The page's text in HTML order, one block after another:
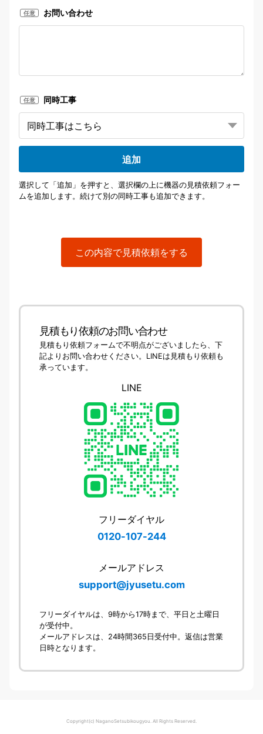
見積もり依頼のお問い合わせ
見積もり依頼フォームで不明点がございましたら、下
記よりお問い合わせください。LINEは見積もり依頼も
承っています。
LINE
フリーダイヤル
0120-107-244
メールアドレス
support@jyusetu.com
フリーダイヤルは、9時から17時まで、平日と土曜日
が受付中。
メールアドレスは、24時間365日受付中。返信は営業
日時となります。
任意 お問い合わせ
任意 同時工事
追加
選択して「追加」を押すと、選択欄の上に機器の見積依頼フォー
ムを追加します。続けて別の同時工事も追加できます。
この内容で見積依頼をする
Copyright(c) NaganoSetsubikougyou. All Rights Reserved.